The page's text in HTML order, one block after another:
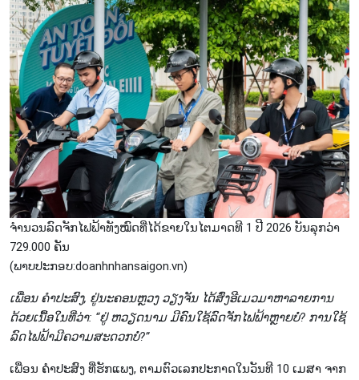
ຈຳນວນລົດຈັກໄຟຟ້າທັງໝົດທີ່ໄດ້ຂາຍໃນໄຕມາດທີ 1 ປີ 2026 ບັນລຸກວ່າ
729.000 ຄັນ
(ພາບ​ປະ​ກອບ:doanhnhansaigon.vn)
ເພື່ອນ ຄຳ​ປະ​ສົງ, ຢູ່​ນະ​ຄອນ​ຫຼວງ ວຽງ​ຈັນ ໄດ້​ສົ່ງ​ອີ​ເມວ​ມາ​ຫາ​ລາຍ​ການ​
ດ້ວຍ​ເນື້ອ​ໃນ​ທີ່​ວ່າ: “ຢູ່ ຫວຽດ​ນາມ ມີ​ຄົນ​ໃຊ້​ລົດ​ຈັກ​ໄຟ​ຟ້າຫຼາຍບໍ່? ການ​ໃຊ້​
ລົດ​ໄຟ​ຟ້າມີຄວາມ​ສະ​ດວກບໍ່?”
ເພື່ອນ ຄຳ​ປະ​ສົງ ທີ່​ຮັກ​ແພງ, ຕາມ​ຕົວ​ເລກ​ປະ​ກາດ​ໃນ​ວັນ​ທີ 10 ເມ​ສາ ຈາກ​